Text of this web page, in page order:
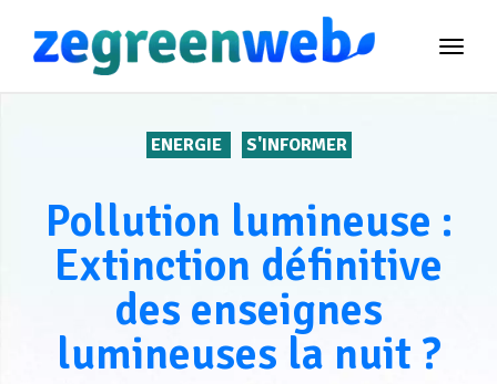
ENERGIE S'INFORMER
Pollution lumineuse :
Extinction définitive
des enseignes
lumineuses la nuit ?